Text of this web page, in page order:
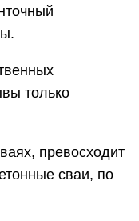
только
превосходит
сваи, по